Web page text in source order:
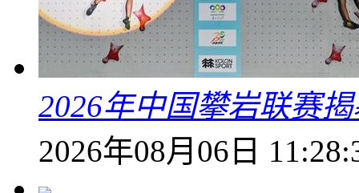
2026年中国攀岩联赛
2026年08月06日